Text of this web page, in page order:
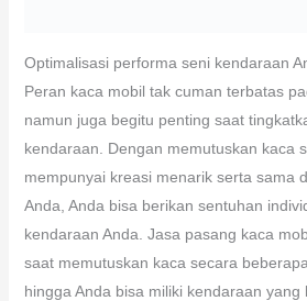
Optimalisasi performa seni kendaraan
Peran kaca mobil tak cuman terbatas
namun juga begitu penting saat
kendaraan. Dengan memutuskan kaca
mempunyai kreasi menarik serta sama
Anda, Anda bisa berikan sentuhan
kendaraan Anda. Jasa pasang kaca
saat memutuskan kaca secara
hingga Anda bisa miliki kendaraan yang